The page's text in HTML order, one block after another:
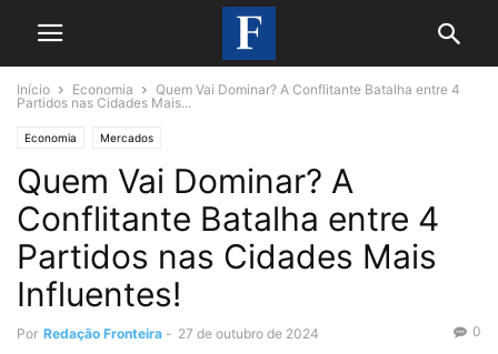
Início Economia
Quem Vai Dominar? A Conflitante Batalha entre 4
Partidos nas Cidades Mais...
Economia Mercados
Quem Vai Dominar? A
Conflitante Batalha entre 4
Partidos nas Cidades Mais
Influentes!
Por Redação Fronteira - 27 de outubro de 2024 0